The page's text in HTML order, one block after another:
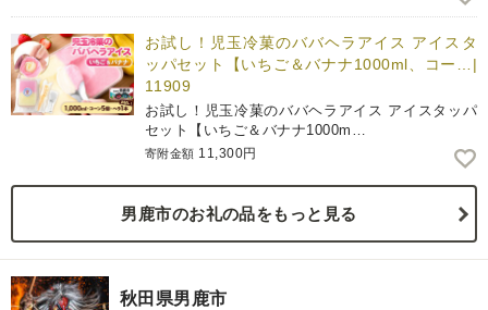
お試し！児玉冷菓のババヘラアイス アイスタ
ッパセット【いちご＆バナナ1000ml、コー…|
11909
お試し！児玉冷菓のババヘラアイス アイスタッパ
セット【いちご＆バナナ1000m…
寄附金額 11,300円
男鹿市のお礼の品をもっと見る
秋田県男鹿市